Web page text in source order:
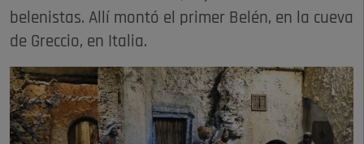
belenistas. Allí montó el primer Belén, en la cueva
de Greccio, en Italia.